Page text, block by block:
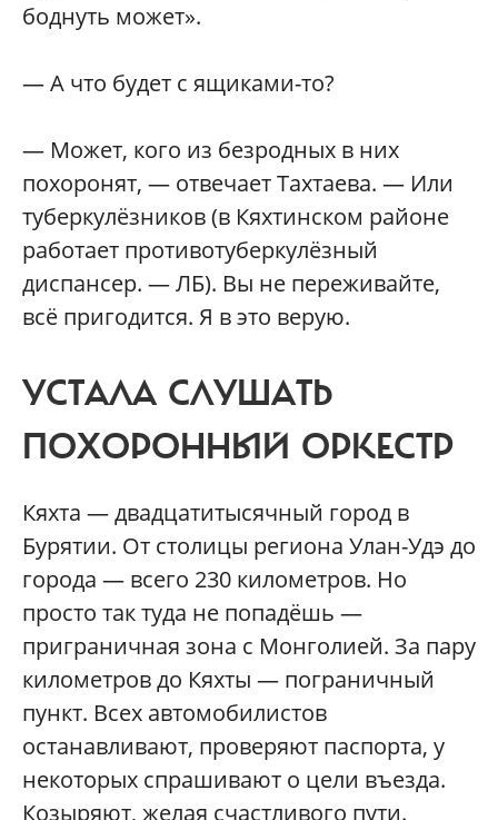
боднуть может».
— А что будет с ящиками-то?
— Может, кого из безродных в них
похоронят, — отвечает Тахтаева. — Или
туберкулёзников (в Кяхтинском районе
работает противотуберкулёзный
диспансер. — ЛБ). Вы не переживайте,
всё пригодится. Я в это верую.
УСТАЛА СЛУШАТЬ
ПОХОРОННЫЙ ОРКЕСТР
Кяхта — двадцатитысячный город в
Бурятии. От столицы региона Улан-Удэ до
города — всего 230 километров. Но
просто так туда не попадёшь —
приграничная зона с Монголией. За пару
километров до Кяхты — пограничный
пункт. Всех автомобилистов
останавливают, проверяют паспорта, у
некоторых спрашивают о цели въезда.
Козыряют, желая счастливого пути.